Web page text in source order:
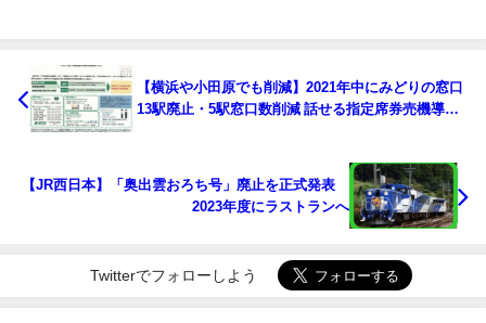
【横浜や小田原でも削減】2021年中にみどりの窓口
13駅廃止・5駅窓口数削減 話せる指定席券売機導入
【JR西日本】「奥出雲おろち号」廃止を正式発表
2023年度にラストランへ
Twitterでフォローしよう